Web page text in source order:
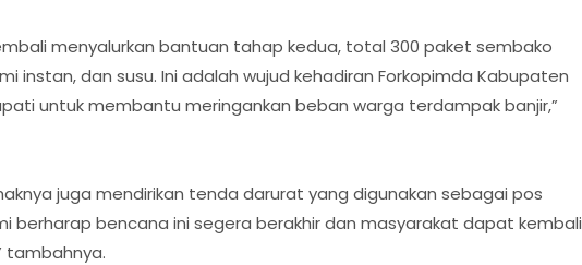
menyalurkan bantuan tahap kedua, total 300 paket sembako
instan, dan susu. Ini adalah wujud kehadiran Forkopimda Kabupaten
untuk membantu meringankan beban warga terdampak banjir,”
juga mendirikan tenda darurat yang digunakan sebagai pos
berharap bencana ini segera berakhir dan masyarakat dapat kembali
tambahnya.